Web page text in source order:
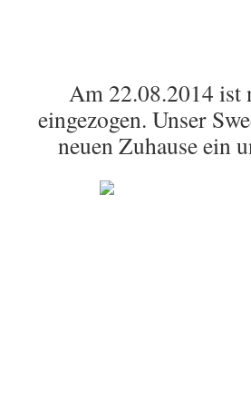
Am 22.08.2014 ist
eingezogen. Unser
neuen Zuhause ein